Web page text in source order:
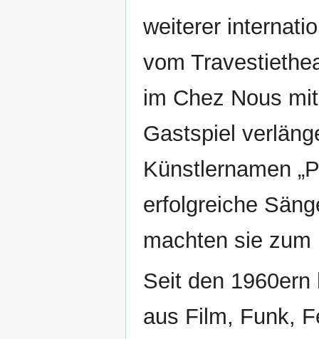
weiterer
vom
im Chez Nous
Gastspiel
Künstlernamen
erfolgreiche
machten sie
Seit den
aus Film, Funk,